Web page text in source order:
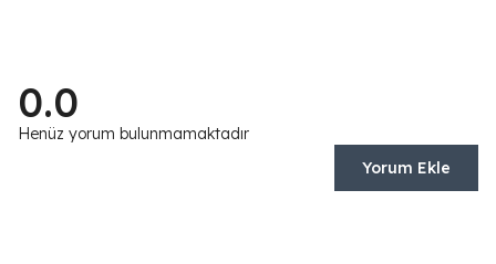
0.0
Henüz yorum bulunmamaktadır
Yorum Ekle